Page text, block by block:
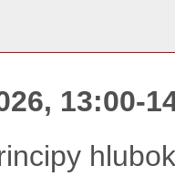
13:00-